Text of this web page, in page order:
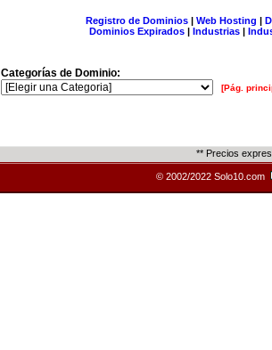
Registro de Dominios| Web Hosting |
Dominios Expirados | Industrias |
Categorías de Dominio:
[Pág.
** Precios
© 2002/2022 Solo10.com